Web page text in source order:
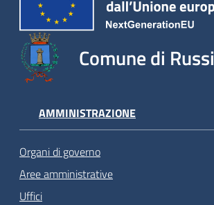
Comune di Russi
AMMINISTRAZIONE
Organi di governo
Aree amministrative
Uffici